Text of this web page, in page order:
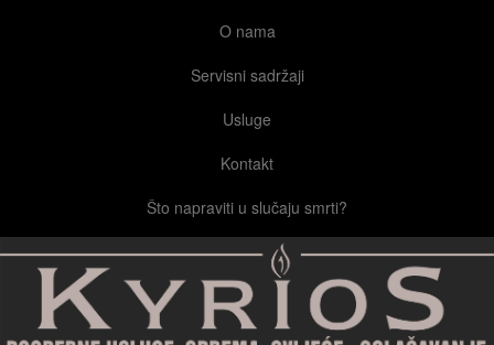
O nama
Servisni sadržaji
Usluge
Kontakt
Što napraviti u slučaju smrti?